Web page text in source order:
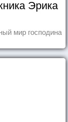
Эрика
мир господина